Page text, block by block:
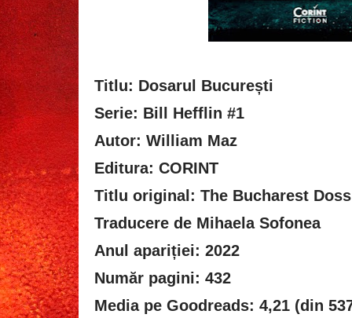
Titlu: Dosarul București
Serie: Bill Hefflin #1
Autor: William Maz
Editura: CORINT
Titlu original: The Bucharest
Traducere de Mihaela Sofonea
Anul apariției: 2022
Număr pagini: 432
Media pe Goodreads: 4,21 (din